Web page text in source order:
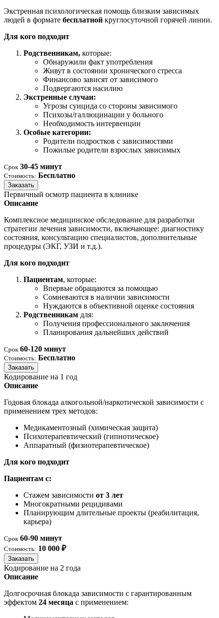
Экстренная психологическая помощь близким зависимых
людей в формате бесплатной круглосуточной горячей линии.
Для кого подходит
Родственникам, которые:
Обнаружили факт употребления
Живут в состоянии хронического стресса
Финансово зависят от зависимого
Подвергаются насилию
Экстренные случаи:
Угрозы суицида со стороны зависимого
Психозы/галлюцинации у больного
Необходимость интервенции
Особые категории:
Родители подростков с зависимостями
Пожилые родители взрослых зависимых
Срок 30-45 минут
Стоимость: Бесплатно
Заказать
Первичный осмотр пациента в клинике
Описание
Комплексное медицинское обследование для разработки
стратегии лечения зависимости, включающее: диагностику
состояния, консультацию специалистов, дополнительные
процедуры (ЭКГ, УЗИ и т.д.).
Для кого подходит
Пациентам, которые:
Впервые обращаются за помощью
Сомневаются в наличии зависимости
Нуждаются в объективной оценке состояния
Родственникам для:
Получения профессионального заключения
Планирования дальнейших действий
Срок 60-120 минут
Стоимость: Бесплатно
Заказать
Кодирование на 1 год
Описание
Годовая блокада алкогольной/наркотической зависимости с
применением трех методов:
Медикаментозный (химическая защита)
Психотерапевтический (гипнотическое)
Аппаратный (физиотерапевтическое)
Для кого подходит
Пациентам с:
Стажем зависимости от 3 лет
Многократными рецидивами
Планирующим длительные проекты (реабилитация,
карьера)
Срок 60-90 минут
Стоимость: 10 000 ₽
Заказать
Кодирование на 2 года
Описание
Долгосрочная блокада зависимости с гарантированным
эффектом 24 месяца с применением: